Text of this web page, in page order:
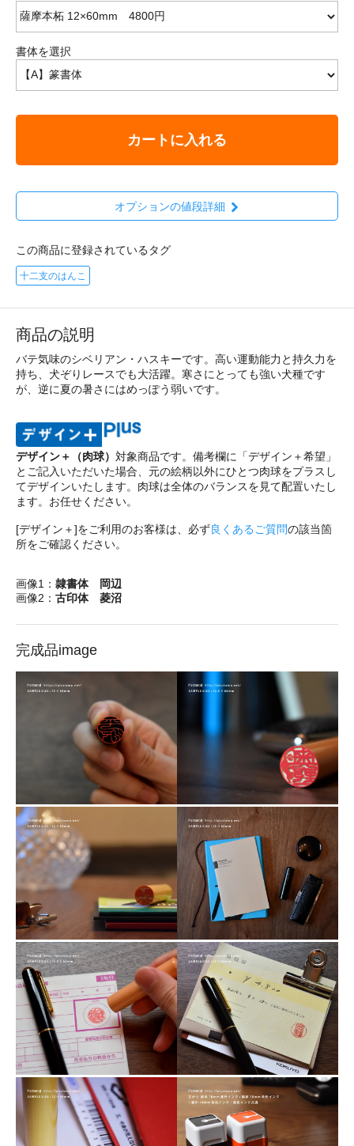
書体を選択
カートに入れる
オプションの値段詳細
この商品に登録されているタグ
十二支のはんこ
商品の説明
バテ気味のシベリアン・ハスキーです。高い運動能力と持久力を
持ち、犬ぞりレースでも大活躍。寒さにとっても強い犬種です
が、逆に夏の暑さにはめっぽう弱いです。
デザイン＋（肉球） 対象商品です。備考欄に「デザイン＋希望」
とご記入いただいた場合、元の絵柄以外にひとつ肉球をプラスし
てデザインいたします。肉球は全体のバランスを見て配置いたし
ます。お任せください。
[デザイン＋]をご利用のお客様は、必ず良くあるご質問の該当箇
所をご確認ください。
画像1： 隷書体 岡辺
画像2： 古印体 菱沼
完成品image